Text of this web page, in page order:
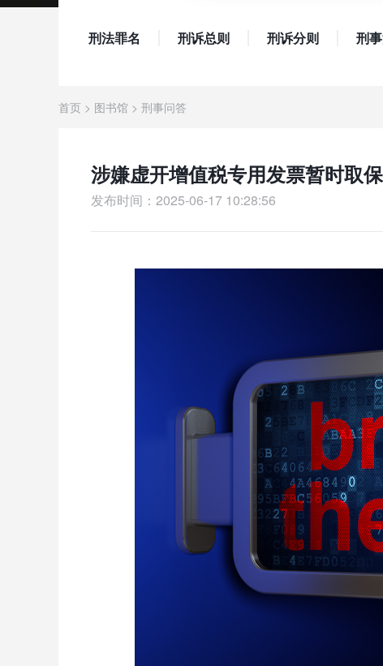
刑法罪名 刑诉总则 刑诉分则 刑
首页 > 图书馆 > 刑事问答
涉嫌虚开增值税专用发票暂时取
发布时间：2025-06-17 10:28:56